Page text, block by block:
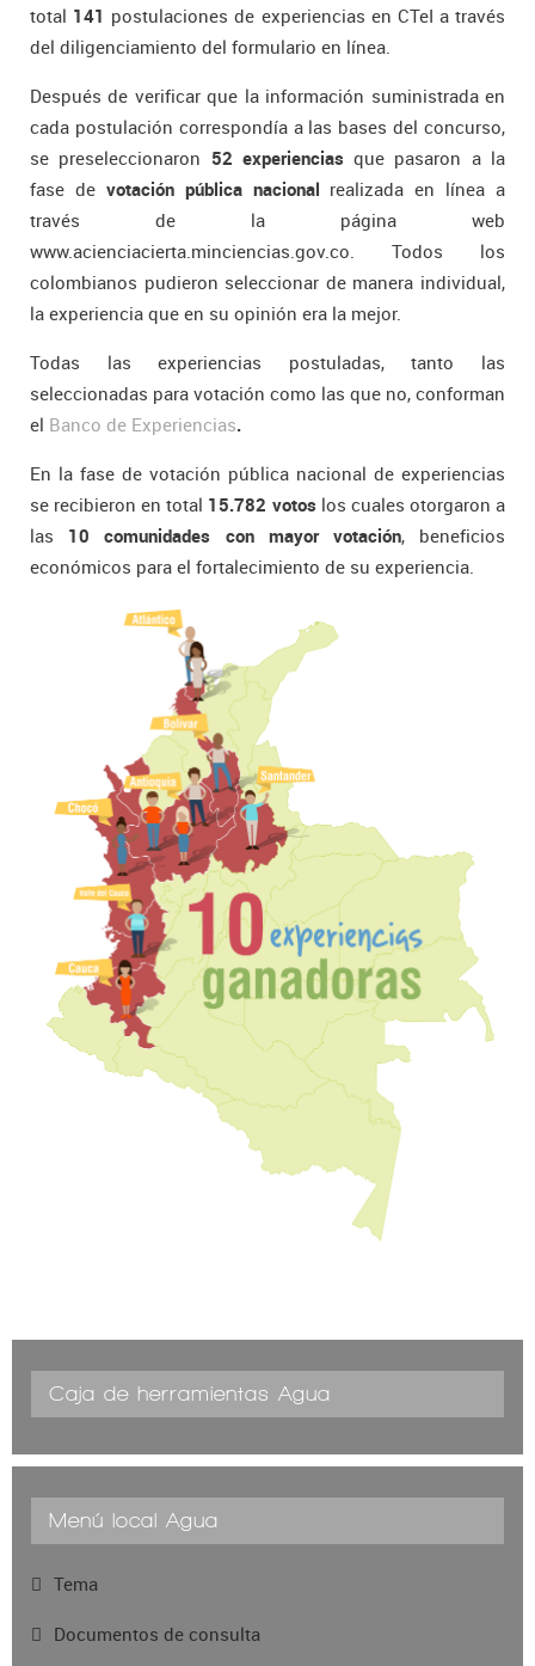
total 141 postulaciones de experiencias en CTeI a través
del diligenciamiento del formulario en línea.
Después de verificar que la información suministrada en
cada postulación correspondía a las bases del concurso,
se preseleccionaron 52 experiencias que pasaron a la
fase de votación pública nacional realizada en línea a
través de la página web
www.acienciacierta.minciencias.gov.co. Todos los
colombianos pudieron seleccionar de manera individual,
la experiencia que en su opinión era la mejor.
Todas las experiencias postuladas, tanto las
seleccionadas para votación como las que no, conforman
el Banco de Experiencias.
En la fase de votación pública nacional de experiencias
se recibieron en total 15.782 votos los cuales otorgaron a
las 10 comunidades con mayor votación, beneficios
económicos para el fortalecimiento de su experiencia.
Caja de herramientas Agua
Menú local Agua
Tema
Documentos de consulta